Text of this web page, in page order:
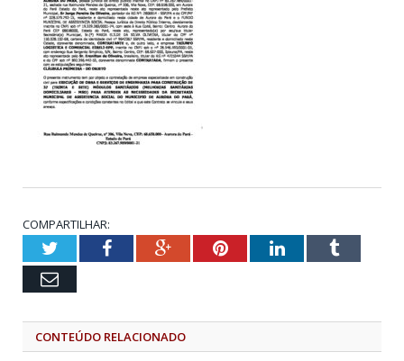
COMPARTILHAR:
TwitterFacebookGoogle+PinterestLinkedInTumblr
Email
CONTEÚDO RELACIONADO